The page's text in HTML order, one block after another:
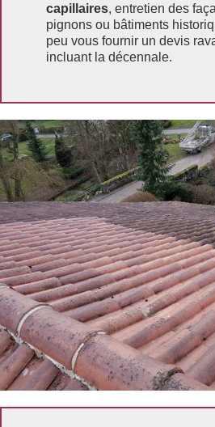
capillaires, entretien des
pignons ou bâtiments
peu vous fournir un devis
incluant la décennale.